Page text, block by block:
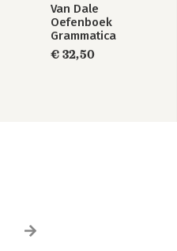
Van Dale
Oefenboek
Grammatica
Nederlands
€ 32,50